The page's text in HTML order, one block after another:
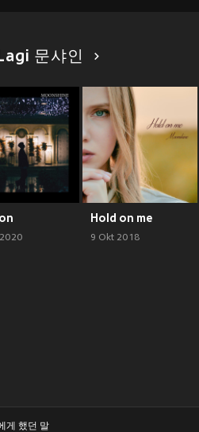
문샤인
Hold on me
9 Okt 2018
게 했던 말